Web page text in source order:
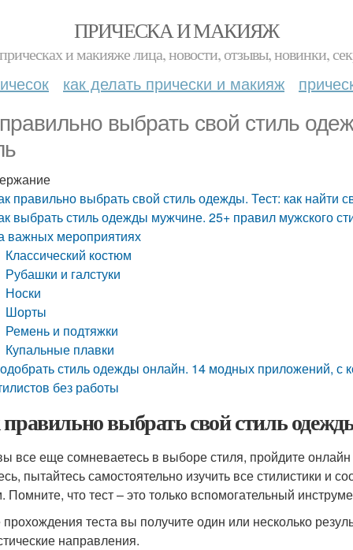
ПРИЧЕСКА И МАКИЯЖ
и макияже лица, новости, отзывы, новинки,
как делать прически и макияж
выбрать свой стиль
правильно выбрать свой стиль одежды. Тест: как найти
выбрать стиль одежды мужчине. 25+ правил мужского
важных мероприятиях
Классический костюм
Рубашки и галстуки
Носки
Шорты
Ремень и подтяжки
Купальные плавки
стиль одежды онлайн. 14 модных приложений, с
без работы
выбрать свой стиль
все еще сомневаетесь в выборе стиля, пройдите
пытайтесь самостоятельно изучить все стилистики и
Помните, что тест – это только вспомогательный
теста вы получите один или несколько
направления.